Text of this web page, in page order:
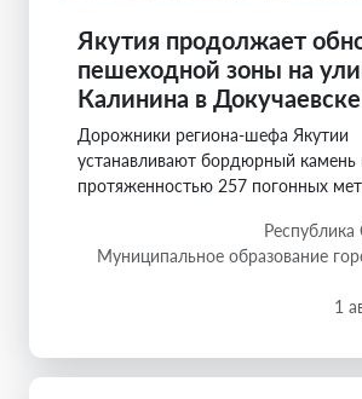
Якутия продолжает
пешеходной зоны на
Калинина в Докучаевске
Дорожники региона-шефа Якутии
устанавливают бордюрный камень
протяженностью 257 погонных
Республика
Муниципальное образование
1